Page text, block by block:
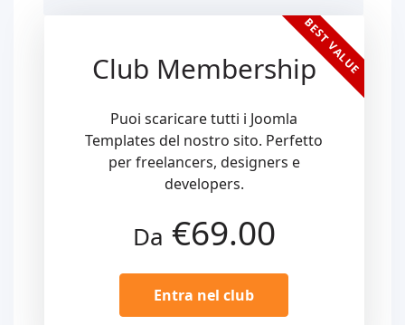
Club MembershipBEST VALUE
Puoi scaricare tutti i Joomla
Templates del nostro sito. Perfetto
per freelancers, designers e
developers.
Da €69.00
Entra nel club